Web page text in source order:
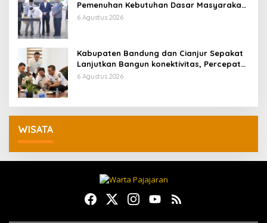
Pemenuhan Kebutuhan Dasar Masyarakat
Jadi Fokus APBD Jabar 2027
6 Agustus 2026
Kabupaten Bandung dan Cianjur Sepakat
Lanjutkan Bangun konektivitas, Percepat
Pertumbuhan Ekonomi Daerah
6 Agustus 2026
WISATA